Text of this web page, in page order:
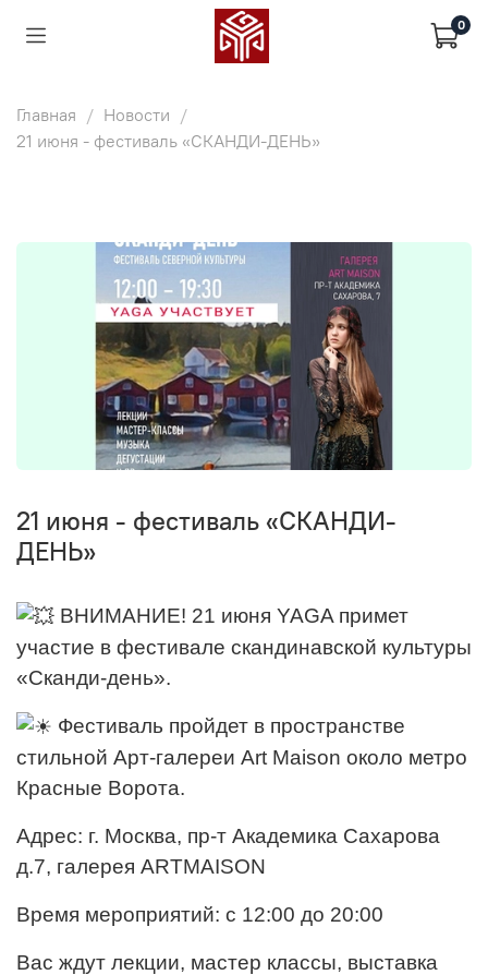
0
Главная
Новости
21 июня - фестиваль «СКАНДИ-ДЕНЬ»
21 июня - фестиваль «СКАНДИ-
ДЕНЬ»
ВНИМАНИЕ! 21 июня YAGA примет
участие в фестивале скандинавской культуры
«Сканди-день».
Фестиваль пройдет в пространстве
стильной Арт-галереи Art Maison около метро
Красные Ворота.
Адрес: г. Москва, пр-т Академика Сахарова
д.7, галерея ARTMAISON
Время мероприятий: с 12:00 до 20:00
Вас ждут лекции, мастер классы, выставка